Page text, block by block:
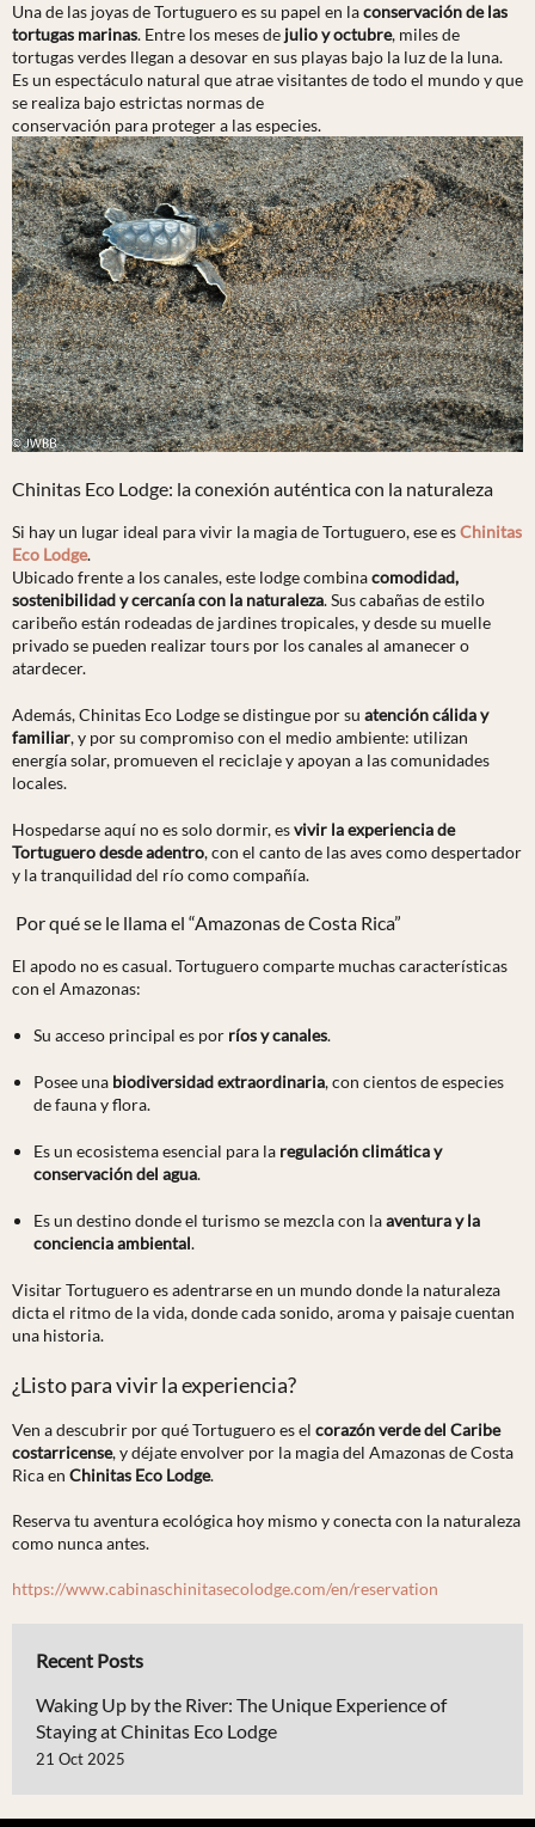
Una de las joyas de Tortuguero es su papel en laconservación de las
tortugas marinas. Entre los meses de julio y octubre, miles de
tortugas verdes llegan a desovar en sus playas bajo la luz de la luna.
Es un espectáculo natural que atrae visitantes de todo el mundo y que
se realiza bajo estrictas normas de
conservación para proteger a las especies.
Chinitas Eco Lodge: la conexión auténtica con la naturaleza
Si hay un lugar ideal para vivir la magia de Tortuguero, ese esChinitas
Eco Lodge.
Ubicado frente a los canales, este lodge combinacomodidad,
sostenibilidad y cercanía con la naturaleza. Sus cabañas de estilo
caribeño están rodeadas de jardines tropicales, y desde su muelle
privado se pueden realizar tours por los canales al amanecer o
atardecer.
Además, Chinitas Eco Lodge se distingue por su atención cálida y
familiar, y por su compromiso con el medio ambiente: utilizan
energía solar, promueven el reciclaje y apoyan a las comunidades
locales.
Hospedarse aquí no es solo dormir, esvivir la experiencia de
Tortuguero desde adentro, con el canto de las aves como despertador
y la tranquilidad del río como compañía.
Por qué se le llama el “Amazonas de Costa Rica”
El apodo no es casual. Tortuguero comparte muchas características
con el Amazonas:
Su acceso principal es por ríos y canales.
Posee una biodiversidad extraordinaria, con cientos de especies
de fauna y flora.
Es un ecosistema esencial para la regulación climática y
conservación del agua.
Es un destino donde el turismo se mezcla con laaventura y la
conciencia ambiental.
Visitar Tortuguero es adentrarse en un mundo donde la naturaleza
dicta el ritmo de la vida, donde cada sonido, aroma y paisaje cuentan
una historia.
¿Listo para vivir la experiencia?
Ven a descubrir por qué Tortuguero es el corazón verde del Caribe
costarricense, y déjate envolver por la magia del Amazonas de Costa
Rica en Chinitas Eco Lodge.
Reserva tu aventura ecológica hoy mismo y conecta con la naturaleza
como nunca antes.
https://www.cabinaschinitasecolodge.com/en/reservation
Recent Posts
Waking Up by the River: The Unique Experience of
Staying at Chinitas Eco Lodge
21 Oct 2025